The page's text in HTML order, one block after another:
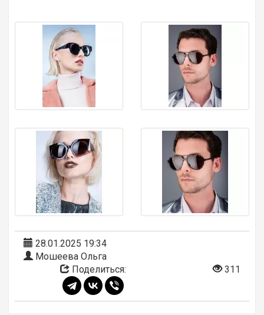
28.01.2025 19:34
Мошеева Ольга
Поделиться:
311